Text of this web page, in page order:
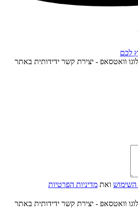
לכם
השימוש ואת מדיניות הפרטיות